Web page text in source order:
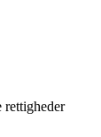
rettigheder